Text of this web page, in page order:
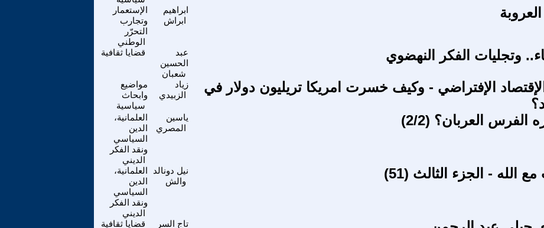
الإستعمار
وتجارب
التحرّر
الوطني
ابراهيم
ابراش
قضايا ثقافية
عبد
الحسين
شعبان
وتجليات الفكر النهضوي
مواضيع
وابحاث
سياسية
زياد
الزبيدي
الإفتراضي - وكيف خسرت امريكا تريليون دولار في
العلمانية،
الدين
السياسي
ونقد الفكر
الديني
ياسين
المصري
الفرس العربان؟ (2/2)
العلمانية،
الدين
السياسي
ونقد الفكر
الديني
نيل دونالد
والش
الله - الجزء الثالث (51)
قضايا ثقافية تاج السر